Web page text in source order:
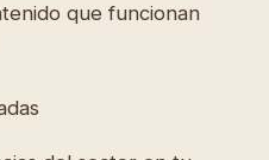
que funcionan